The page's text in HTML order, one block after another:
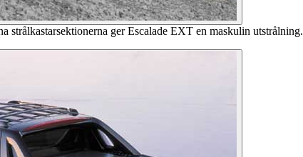
strålkastarsektionerna ger Escalade EXT en maskulin